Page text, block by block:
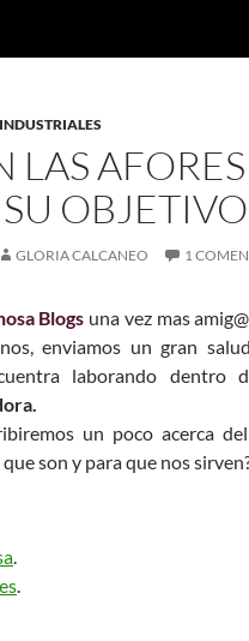
LAS
OBJETIVO
GLORIA CALCANEO 1
Blogs una vez mas
enviamos un gran
laborando dentro
un poco acerca
que son y para que nos
.
.